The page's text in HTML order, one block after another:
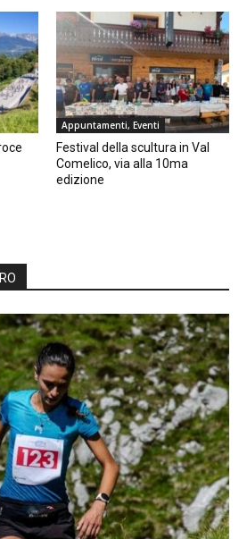
Appuntamenti, Eventi
Festival della scultura in Val
Comelico, via alla 10ma
edizione